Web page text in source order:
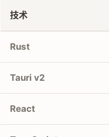
技术
Rust
Tauri v2
React